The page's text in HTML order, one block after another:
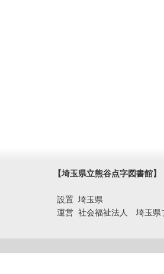
【埼玉県立熊谷点字図書館】
設置 埼玉県
運営 社会福祉法人 埼玉県